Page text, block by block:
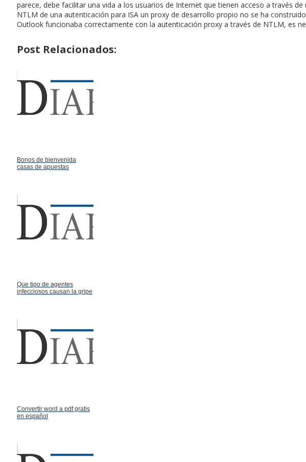
parece, debe facilitar una vida a los usuarios de Internet que tienen acceso a través
NTLM de una autenticación para ISA un proxy de desarrollo propio no se ha
Outlook funcionaba correctamente con la autenticación proxy a través de NTLM, es
Post Relacionados:
Bonos de bienvenida
casas de apuestas
Que tipo de agentes
infecciosos causan la gripe
Convertir word a pdf gratis
en español